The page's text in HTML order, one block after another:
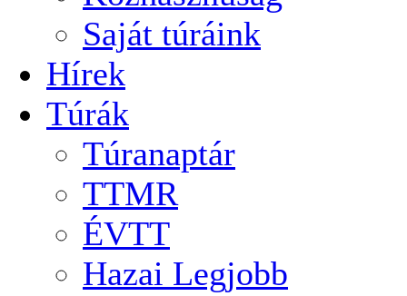
Saját túráink
Hírek
Túrák
Túranaptár
TTMR
ÉVTT
Hazai Legjobb